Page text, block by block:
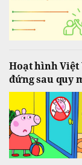
Hoạt hình Việt
đứng sau quy